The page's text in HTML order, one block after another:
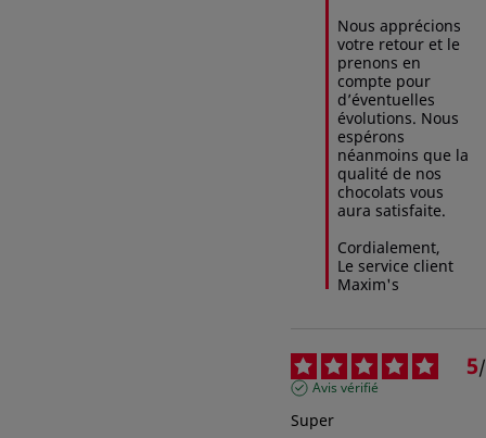
Nous apprécions
votre retour et le
prenons en
compte pour
d’éventuelles
évolutions. Nous
espérons
néanmoins que la
qualité de nos
chocolats vous
aura satisfaite.
Cordialement,
Le service client
Maxim's
5/
Avis vérifié
Super